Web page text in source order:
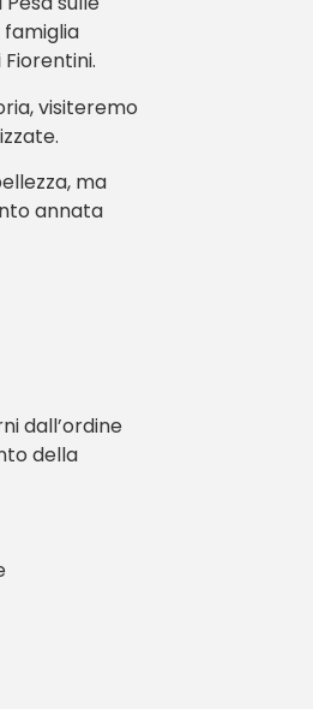
visiteremo
ma
annata
dall’ordine
della